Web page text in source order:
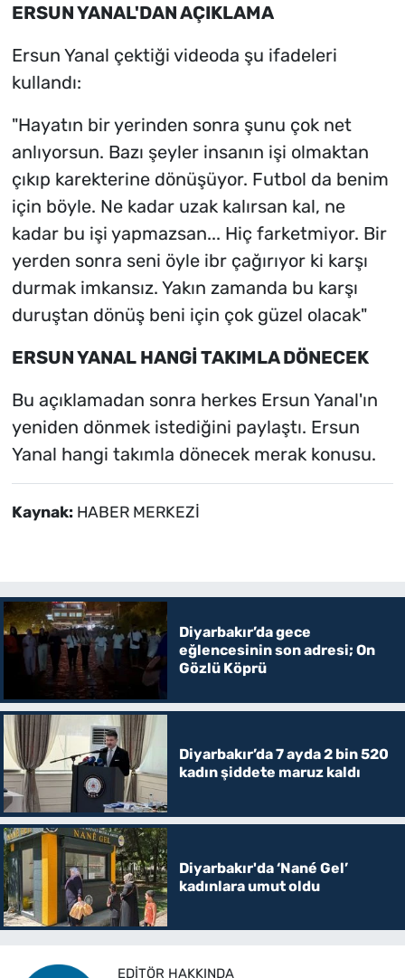
ERSUN YANAL'DAN AÇIKLAMA
Ersun Yanal çektiği videoda şu ifadeleri
kullandı:
"Hayatın bir yerinden sonra şunu çok net
anlıyorsun. Bazı şeyler insanın işi olmaktan
çıkıp karekterine dönüşüyor. Futbol da benim
için böyle. Ne kadar uzak kalırsan kal, ne
kadar bu işi yapmazsan... Hiç farketmiyor. Bir
yerden sonra seni öyle ibr çağırıyor ki karşı
durmak imkansız. Yakın zamanda bu karşı
duruştan dönüş beni için çok güzel olacak"
ERSUN YANAL HANGİ TAKIMLA DÖNECEK
Bu açıklamadan sonra herkes Ersun Yanal'ın
yeniden dönmek istediğini paylaştı. Ersun
Yanal hangi takımla dönecek merak konusu.
Kaynak: HABER MERKEZİ
Diyarbakır’da gece
eğlencesinin son adresi; On
Gözlü Köprü
Diyarbakır’da 7 ayda 2 bin 520
kadın şiddete maruz kaldı
Diyarbakır'da ‘Nané Gel’
kadınlara umut oldu
EDITÖR HAKKINDA